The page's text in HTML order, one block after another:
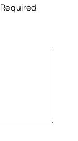
Required